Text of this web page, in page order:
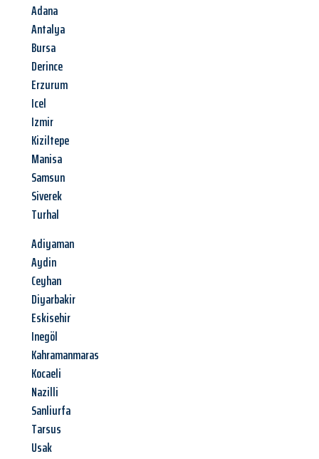
Adana
Antalya
Bursa
Derince
Erzurum
Icel
Izmir
Kiziltepe
Manisa
Samsun
Siverek
Turhal
Adiyaman
Aydin
Ceyhan
Diyarbakir
Eskisehir
Inegöl
Kahramanmaras
Kocaeli
Nazilli
Sanliurfa
Tarsus
Usak